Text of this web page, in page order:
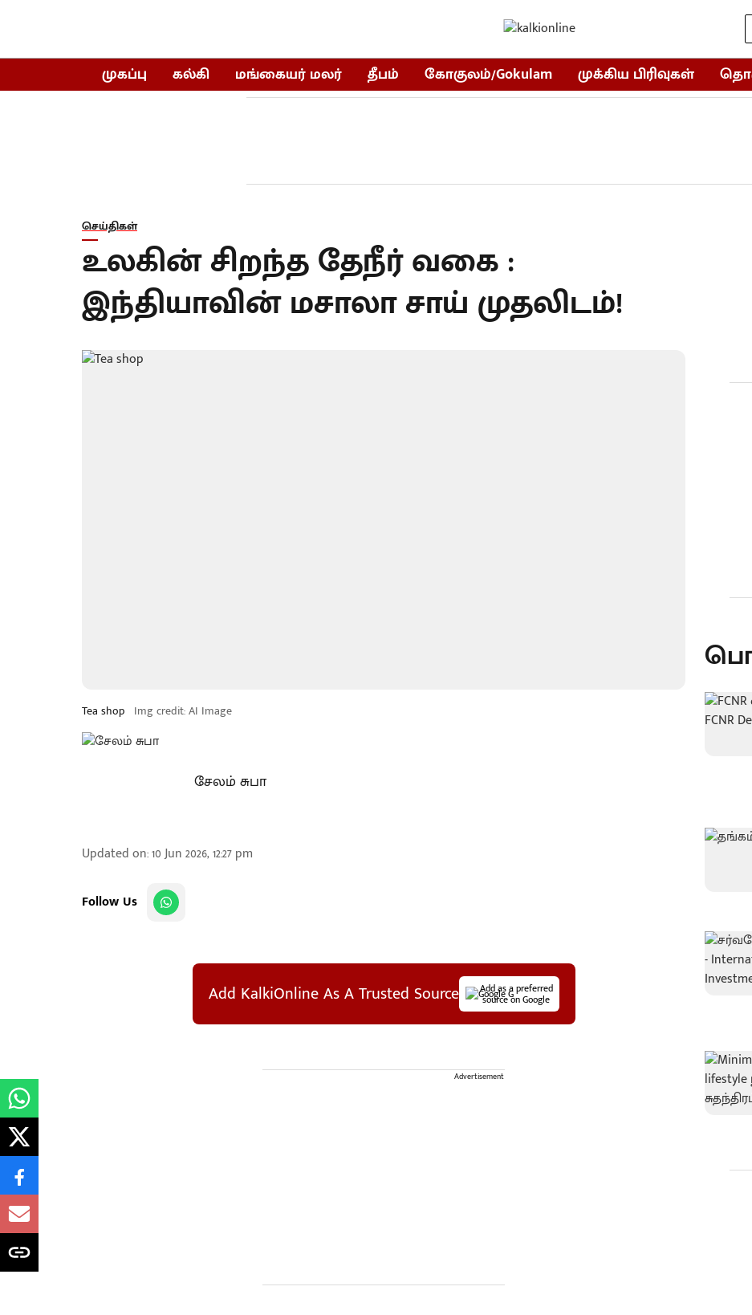
முகப்பு கல்கி மங்கையர் மலர் தீபம் கோகுலம்/Gokulam முக்கிய பிரிவுகள்
செய்திகள்
உலகின் சிறந்த தேநீர் வகை :
இந்தியாவின் மசாலா சாய் முதலிடம்!
Tea shop Img credit: AI Image
சேலம் சுபா
Updated on:10 Jun 2026, 12:27 pm
Follow Us
Add KalkiOnline As A Trusted Source Add as a preferred
source on Google
Advertisement